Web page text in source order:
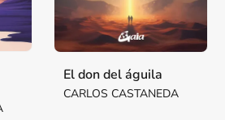
El don del águila
CARLOS CASTANEDA